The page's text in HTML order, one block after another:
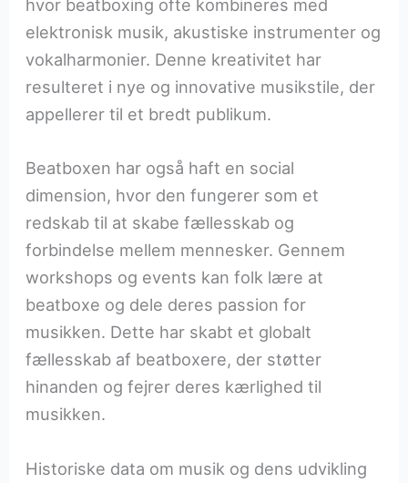
hvor beatboxing ofte kombineres med
elektronisk musik, akustiske instrumenter og
vokalharmonier. Denne kreativitet har
resulteret i nye og innovative musikstile, der
appellerer til et bredt publikum.
Beatboxen har også haft en social
dimension, hvor den fungerer som et
redskab til at skabe fællesskab og
forbindelse mellem mennesker. Gennem
workshops og events kan folk lære at
beatboxe og dele deres passion for
musikken. Dette har skabt et globalt
fællesskab af beatboxere, der støtter
hinanden og fejrer deres kærlighed til
musikken.
Historiske data om musik og dens udvikling